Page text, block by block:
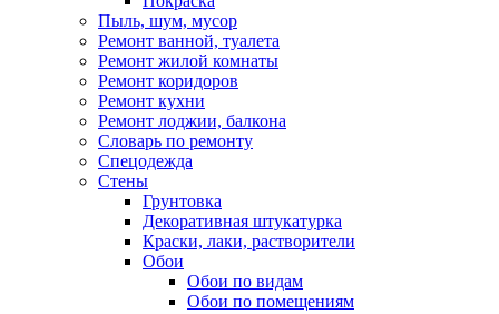
Пыль, шум, мусор
Ремонт ванной, туалета
Ремонт жилой комнаты
Ремонт коридоров
Ремонт кухни
Ремонт лоджии, балкона
Словарь по ремонту
Спецодежда
Стены
Грунтовка
Декоративная штукатурка
Краски, лаки, растворители
Обои
Обои по видам
Обои по помещениям